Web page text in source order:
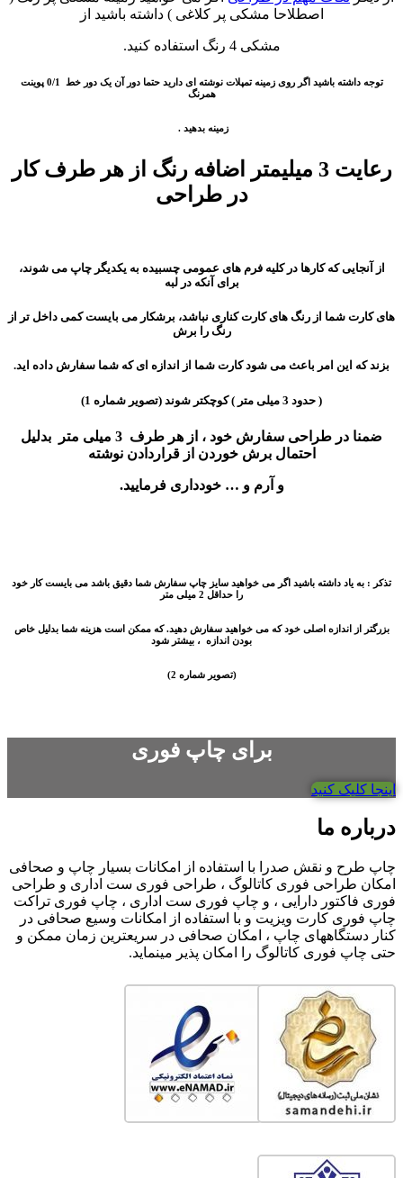
اصطلاحا مشکی پر کلاغی ) داشته باشید از
مشکی 4 رنگ استفاده کنید.
توجه داشته باشید اگر روی زمینه تمپلات نوشته ای دارید حتما دور آن یک دور خط 0/1 پوینت
همرنگ
زمینه بدهید .
رعایت 3 میلیمتر اضافه رنگ از هر طرف کار
در طراحی
از آنجایی که کارها در کلیه فرم های عمومی چسبیده به یکدیگر چاپ می شوند،
برای آنکه در لبه
های کارت شما از رنگ های کارت کناری نباشد، برشکار می بایست کمی داخل تر از
رنگ را برش
بزند که این امر باعث می شود کارت شما از اندازه ای که شما سفارش داده اید.
( حدود 3 میلی متر ) کوچکتر شوند (تصویر شماره 1)
ضمنا در طراحی سفارش خود ، از هر طرف 3 میلی متر بدلیل
احتمال برش خوردن از قراردادن نوشته
و آرم و … خودداری فرمایید.
تذکر : به یاد داشته باشید اگر می خواهید سایز چاپ سفارش شما دقیق باشد می بایست کار خود
را حداقل 2 میلی متر
بزرگتر از اندازه اصلی خود که می خواهید سفارش دهید. که ممکن است هزینه شما بدلیل خاص
بودن اندازه ، بیشتر شود
(تصویر شماره 2)
برای چاپ فوری
اینجا کلیک کنید
درباره ما
چاپ طرح و نقش صدرا با استفاده از امکانات بسیار چاپ و صحافی
امکان طراحی فوری کاتالوگ ، طراحی فوری ست اداری و طراحی
فوری فاکتور دارایی ، و چاپ فوری ست اداری ، چاپ فوری تراکت
چاپ فوری کارت ویزیت و با استفاده از امکانات وسیع صحافی در
کنار دستگاههای چاپ ، امکان صحافی در سریعترین زمان ممکن و
حتی چاپ فوری کاتالوگ را امکان پذیر مینماید.